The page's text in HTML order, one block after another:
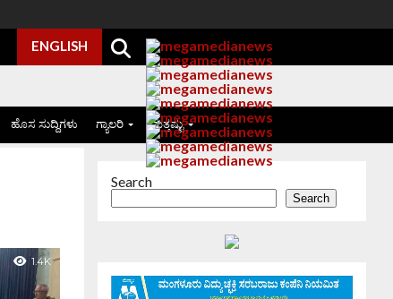
ENGLISH
ಹೊಸ ಸುದ್ದಿಗಳು ಗ್ಯಾಲರಿ ಮತ್ತಷ್ಟು
1.4K
Search
Search